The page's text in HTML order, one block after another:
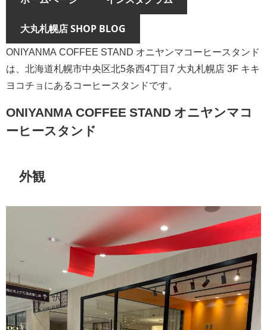
大丸札幌店 SHOP BLOG
ONIYANMA COFFEE STAND オニヤンマコーヒースタンド
は、北海道札幌市中央区北5条西4丁目7 大丸札幌店 3F キキ
ヨコチョにあるコーヒースタンドです。
ONIYANMA COFFEE STAND オニヤンマコ
ーヒースタンド
外観